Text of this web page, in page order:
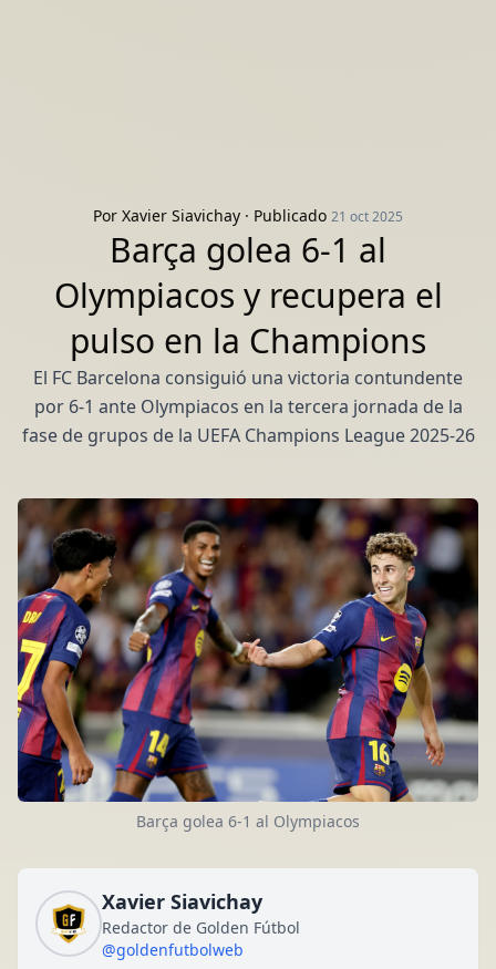
Por Xavier Siavichay · Publicado 21 oct 2025
Barça golea 6-1 al
Olympiacos y recupera el
pulso en la Champions
El FC Barcelona consiguió una victoria contundente
por 6-1 ante Olympiacos en la tercera jornada de la
fase de grupos de la UEFA Champions League 2025‑26
Barça golea 6-1 al Olympiacos
Xavier Siavichay
Redactor de Golden Fútbol
@goldenfutbolweb